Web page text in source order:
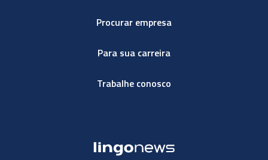
Procurar empresa
Para sua carreira
Trabalhe conosco